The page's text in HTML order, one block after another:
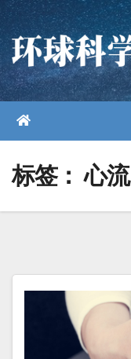
跳
至
内
容
标签：心流